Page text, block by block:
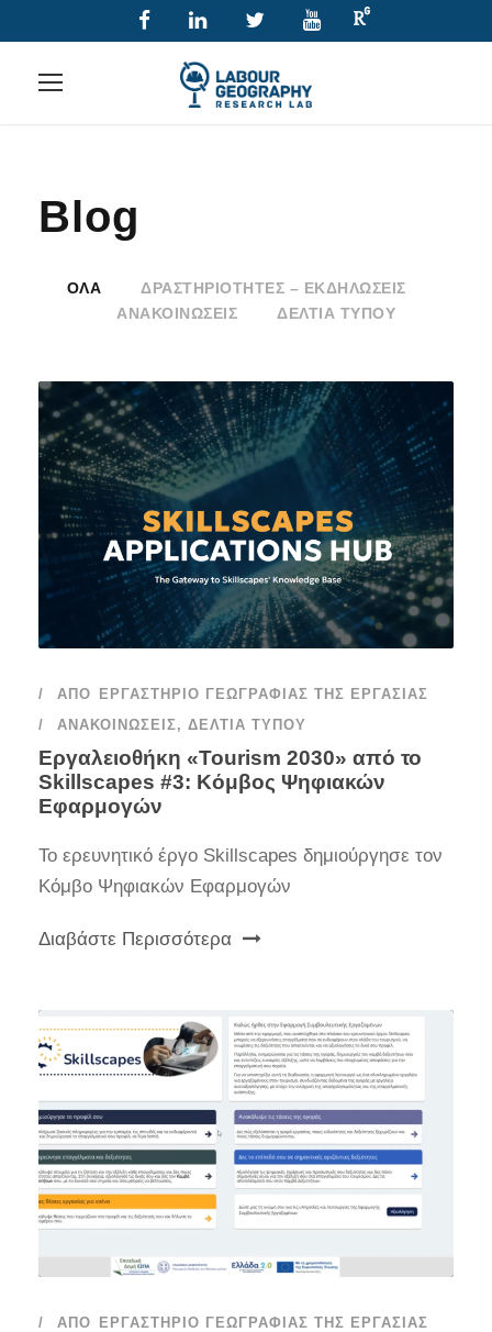
Blog
ΌΛΑ
ΔΡΑΣΤΗΡΙΌΤΗΤΕΣ – ΕΚΔΗΛΏΣΕΙΣ
ΑΝΑΚΟΙΝΏΣΕΙΣ
ΔΕΛΤΊΑ ΤΎΠΟΥ
ΑΠΌ
ΕΡΓΑΣΤΉΡΙΟ ΓΕΩΓΡΑΦΊΑΣ ΤΗΣ ΕΡΓΑΣΊΑΣ
ΑΝΑΚΟΙΝΏΣΕΙΣ, ΔΕΛΤΊΑ ΤΎΠΟΥ
Εργαλειοθήκη «Tourism 2030» από το
Skillscapes #3: Κόμβος Ψηφιακών
Εφαρμογών
Το ερευνητικό έργο Skillscapes δημιούργησε τον
Κόμβο Ψηφιακών Εφαρμογών
Διαβάστε Περισσότερα
ΑΠΌ
ΕΡΓΑΣΤΉΡΙΟ ΓΕΩΓΡΑΦΊΑΣ ΤΗΣ ΕΡΓΑΣΊΑΣ